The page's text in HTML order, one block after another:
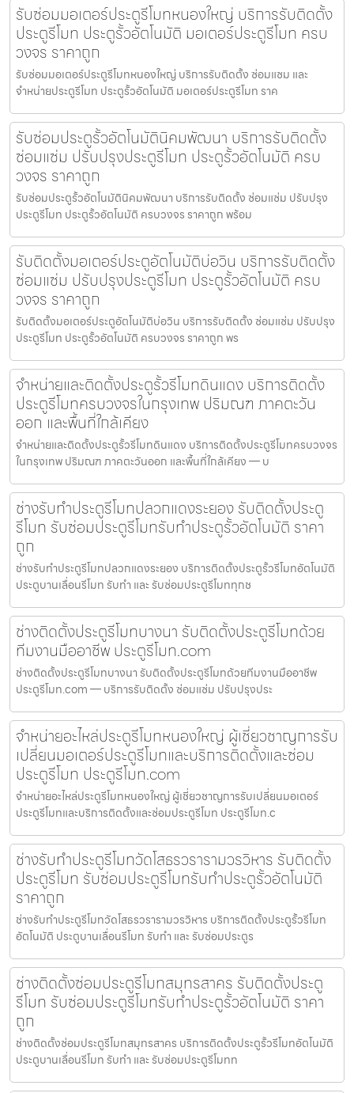
รับซ่อมมอเตอร์ประตูรีโมทหนองใหญ่ บริการรับติดตั้ง
ประตูรีโมท ประตูรั้วอัตโนมัติ มอเตอร์ประตูรีโมท ครบ
วงจร ราคาถูก
รับซ่อมมอเตอร์ประตูรีโมทหนองใหญ่ บริการรับติดตั้ง ซ่อมแซม และ
จำหน่ายประตูรีโมท ประตูรั้วอัตโนมัติ มอเตอร์ประตูรีโมท ราค
รับซ่อมประตูรั้วอัตโนมัตินิคมพัฒนา บริการรับติดตั้ง
ซ่อมแซ่ม ปรับปรุงประตูรีโมท ประตูรั้วอัตโนมัติ ครบ
วงจร ราคาถูก
รับซ่อมประตูรั้วอัตโนมัตินิคมพัฒนา บริการรับติดตั้ง ซ่อมแซ่ม ปรับปรุง
ประตูรีโมท ประตูรั้วอัตโนมัติ ครบวงจร ราคาถูก พร้อม
รับติดตั้งมอเตอร์ประตูอัตโนมัติบ่อวิน บริการรับติดตั้ง
ซ่อมแซ่ม ปรับปรุงประตูรีโมท ประตูรั้วอัตโนมัติ ครบ
วงจร ราคาถูก
รับติดตั้งมอเตอร์ประตูอัตโนมัติบ่อวิน บริการรับติดตั้ง ซ่อมแซ่ม ปรับปรุง
ประตูรีโมท ประตูรั้วอัตโนมัติ ครบวงจร ราคาถูก พร
จำหน่ายและติดตั้งประตูรั้วรีโมทดินแดง บริการติดตั้ง
ประตูรีโมทครบวงจรในกรุงเทพ ปริมณฑ ภาคตะวัน
ออก และพื้นที่ใกล้เคียง
จำหน่ายและติดตั้งประตูรั้วรีโมทดินแดง บริการติดตั้งประตูรีโมทครบวงจร
ในกรุงเทพ ปริมณฑ ภาคตะวันออก และพื้นที่ใกล้เคียง — บ
ช่างรับทำประตูรีโมทปลวกแดงระยอง รับติดตั้งประตู
รีโมท รับซ่อมประตูรีโมทรับทำประตูรั้วอัตโนมัติ ราคา
ถูก
ช่างรับทำประตูรีโมทปลวกแดงระยอง บริการติดตั้งประตูรั้วรีโมทอัตโนมัติ
ประตูบานเลื่อนรีโมท รับทำ และ รับซ่อมประตูรีโมททุกช
ช่างติดตั้งประตูรีโมทบางนา รับติดตั้งประตูรีโมทด้วย
ทีมงานมืออาชีพ ประตูรีโมท.com
ช่างติดตั้งประตูรีโมทบางนา รับติดตั้งประตูรีโมทด้วยทีมงานมืออาชีพ
ประตูรีโมท.com — บริการรับติดตั้ง ซ่อมแซ่ม ปรับปรุงประ
จำหน่ายอะไหล่ประตูรีโมทหนองใหญ่ ผู้เชี่ยวชาญการรับ
เปลี่ยนมอเตอร์ประตูรีโมทและบริการติดตั้งและซ่อม
ประตูรีโมท ประตูรีโมท.com
จำหน่ายอะไหล่ประตูรีโมทหนองใหญ่ ผู้เชี่ยวชาญการรับเปลี่ยนมอเตอร์
ประตูรีโมทและบริการติดตั้งและซ่อมประตูรีโมท ประตูรีโมท.c
ช่างรับทำประตูรีโมทวัดโสธรวรารามวรวิหาร รับติดตั้ง
ประตูรีโมท รับซ่อมประตูรีโมทรับทำประตูรั้วอัตโนมัติ
ราคาถูก
ช่างรับทำประตูรีโมทวัดโสธรวรารามวรวิหาร บริการติดตั้งประตูรั้วรีโมท
อัตโนมัติ ประตูบานเลื่อนรีโมท รับทำ และ รับซ่อมประตูร
ช่างติดตั้งซ่อมประตูรีโมทสมุทรสาคร รับติดตั้งประตู
รีโมท รับซ่อมประตูรีโมทรับทำประตูรั้วอัตโนมัติ ราคา
ถูก
ช่างติดตั้งซ่อมประตูรีโมทสมุทรสาคร บริการติดตั้งประตูรั้วรีโมทอัตโนมัติ
ประตูบานเลื่อนรีโมท รับทำ และ รับซ่อมประตูรีโมทท